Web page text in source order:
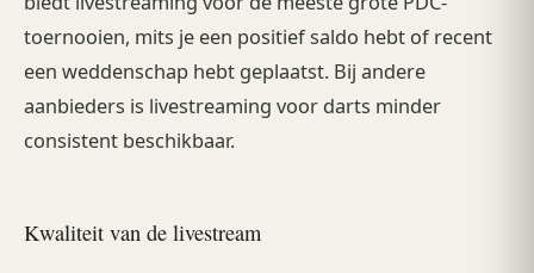
toernooien, mits je een positief saldo hebt of recent
een weddenschap hebt geplaatst. Bij andere
aanbieders is livestreaming voor darts minder
consistent beschikbaar.
Kwaliteit van de livestream